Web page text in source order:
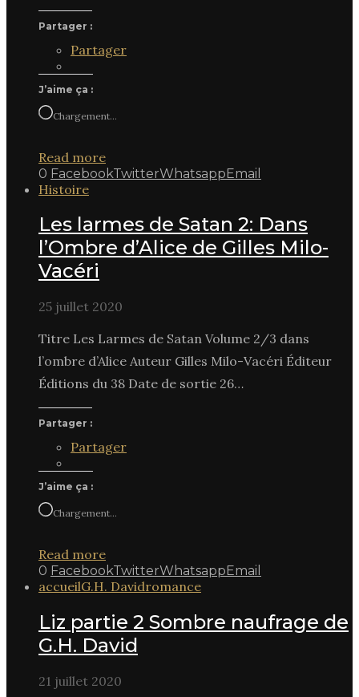
Partager :
Partager
J’aime ça :
Chargement…
Read more
0 FacebookTwitterWhatsappEmail
Histoire
Les larmes de Satan 2: Dans
l’Ombre d’Alice de Gilles Milo-
Vacéri
25 juillet 2020
Titre Les Larmes de Satan Volume 2/3 dans
l’ombre d’Alice Auteur Gilles Milo-Vacéri Éditeur
Éditions du 38 Date de sortie 26…
Partager :
Partager
J’aime ça :
Chargement…
Read more
0 FacebookTwitterWhatsapp Email
accueilG.H. Davidromance
Liz partie 2 Sombre naufrage de
G.H. David
21 juillet 2020